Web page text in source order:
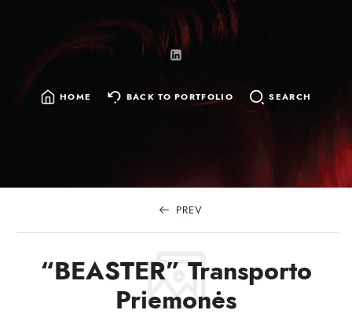
HOME BACK TO PORTFOLIO SEARCH
PREV
“BEASTER” Transporto
Priemonės